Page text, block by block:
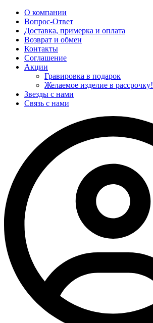
О компании
Вопрос-Ответ
Доставка, примерка и оплата
Возврат и обмен
Контакты
Соглашение
Акции
Гравировка в подарок
Желаемое изделие в рассрочку!
Звезды с нами
Связь с нами